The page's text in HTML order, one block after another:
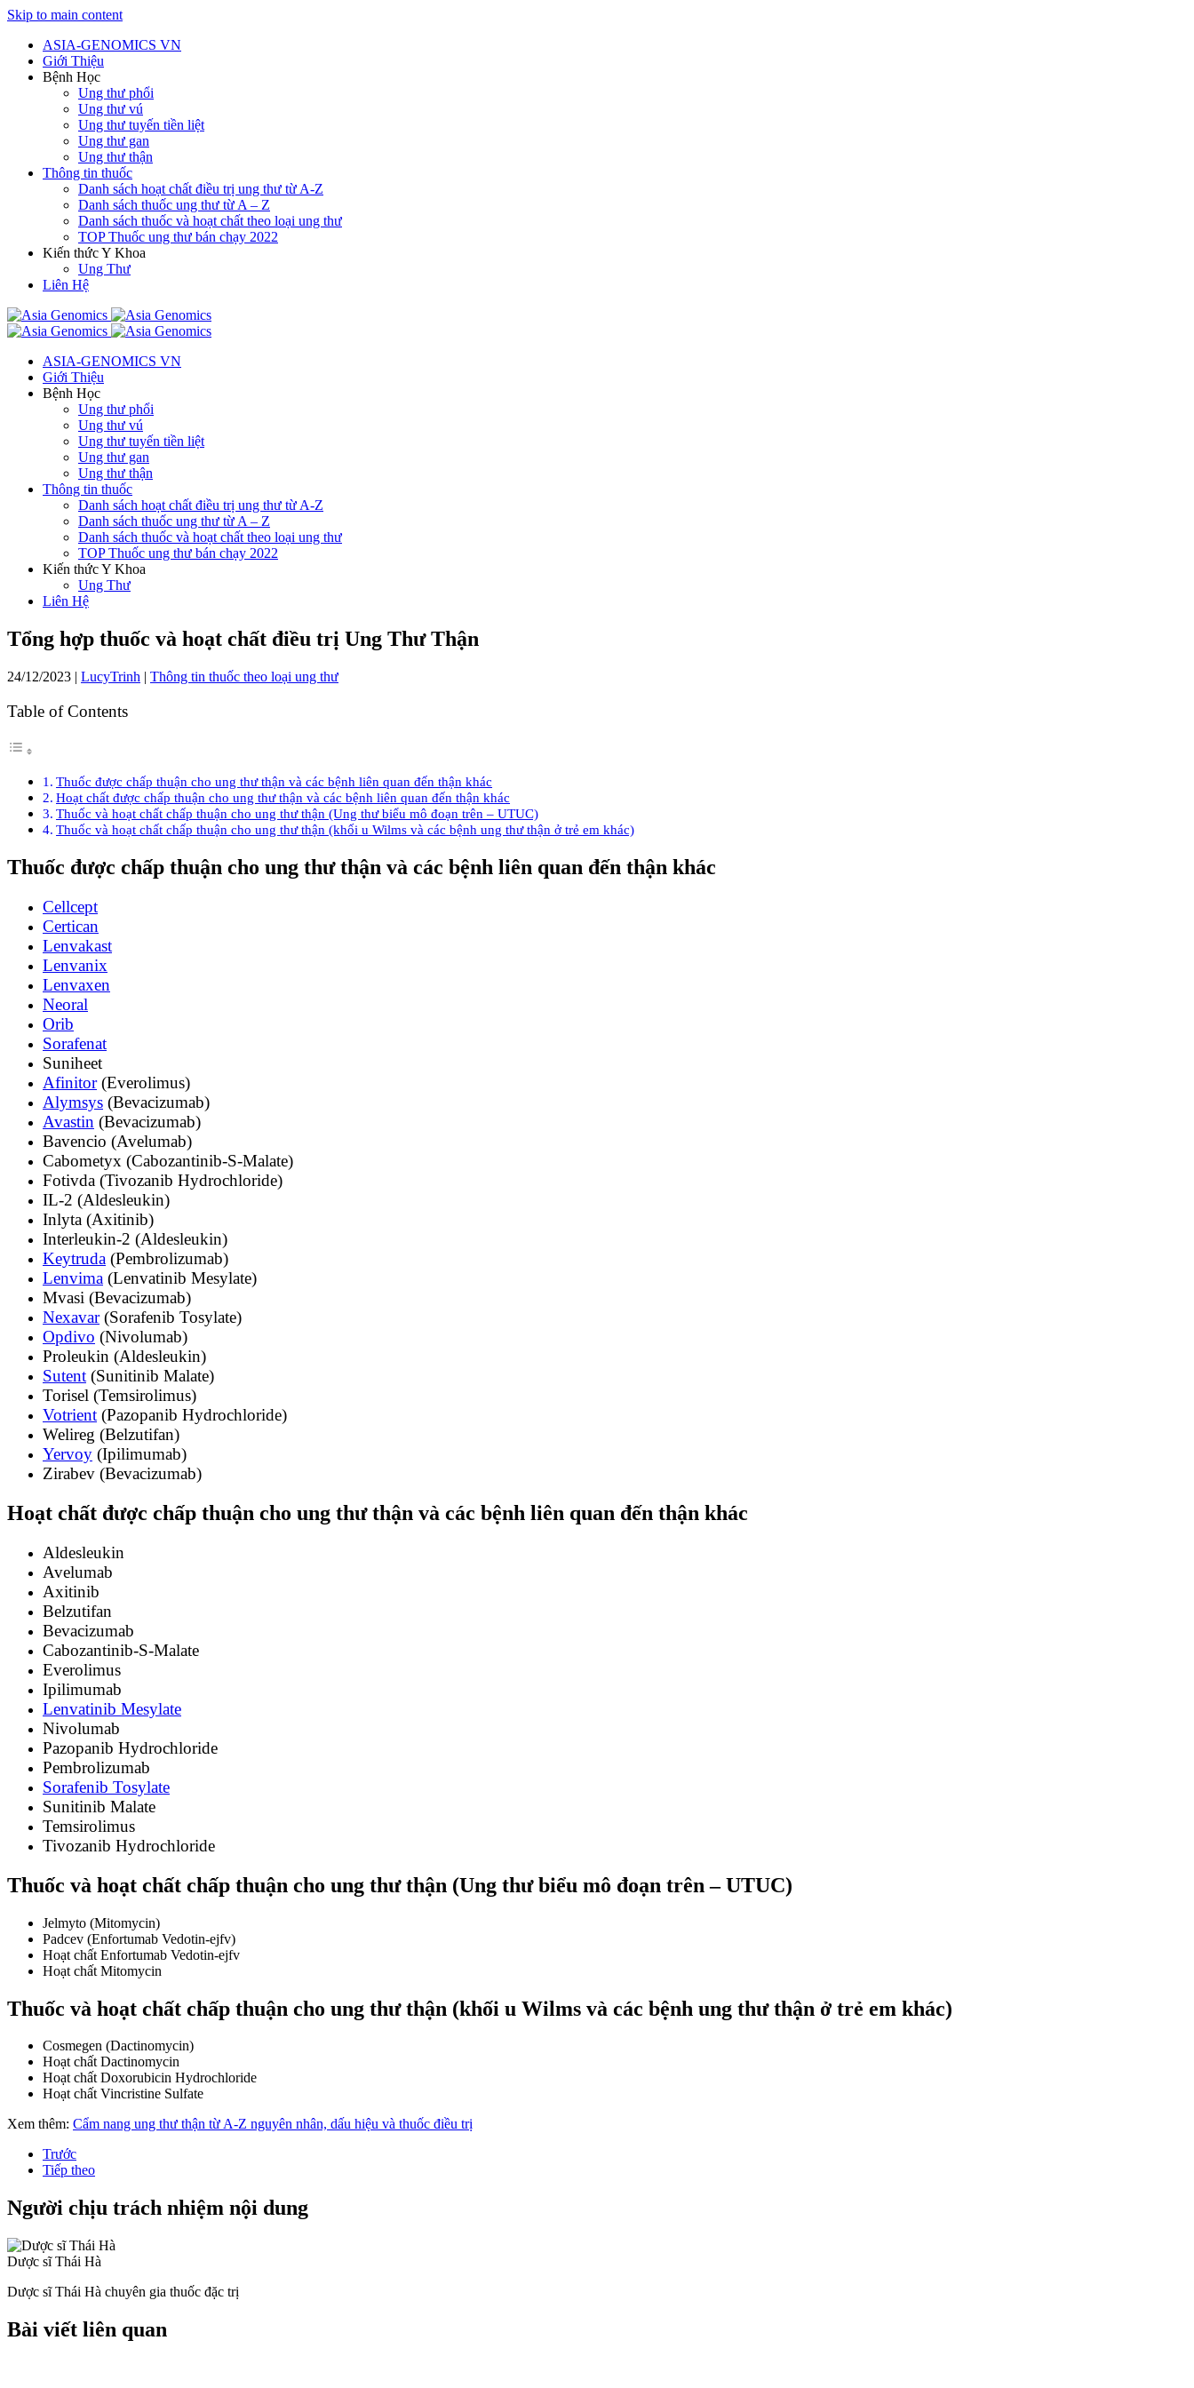
Skip to main content
ASIA-GENOMICS VN
Giới Thiệu
Bệnh Học
Ung thư phổi
Ung thư vú
Ung thư tuyến tiền liệt
Ung thư gan
Ung thư thận
Thông tin thuốc
Danh sách hoạt chất điều trị ung thư từ A-Z
Danh sách thuốc ung thư từ A – Z
Danh sách thuốc và hoạt chất theo loại ung thư
TOP Thuốc ung thư bán chạy 2022
Kiến thức Y Khoa
Ung Thư
Liên Hệ
ASIA-GENOMICS VN
Giới Thiệu
Bệnh Học
Ung thư phổi
Ung thư vú
Ung thư tuyến tiền liệt
Ung thư gan
Ung thư thận
Thông tin thuốc
Danh sách hoạt chất điều trị ung thư từ A-Z
Danh sách thuốc ung thư từ A – Z
Danh sách thuốc và hoạt chất theo loại ung thư
TOP Thuốc ung thư bán chạy 2022
Kiến thức Y Khoa
Ung Thư
Liên Hệ
Tổng hợp thuốc và hoạt chất điều trị Ung Thư Thận
24/12/2023 | LucyTrinh | Thông tin thuốc theo loại ung thư
Table of Contents
Thuốc được chấp thuận cho ung thư thận và các bệnh liên quan đến thận khác
Hoạt chất được chấp thuận cho ung thư thận và các bệnh liên quan đến thận khác
Thuốc và hoạt chất chấp thuận cho ung thư thận (Ung thư biểu mô đoạn trên – UTUC)
Thuốc và hoạt chất chấp thuận cho ung thư thận (khối u Wilms và các bệnh ung thư thận ở trẻ em khác)
Thuốc được chấp thuận cho ung thư thận và các bệnh liên quan đến thận khác
Cellcept
Certican
Lenvakast
Lenvanix
Lenvaxen
Neoral
Orib
Sorafenat
Suniheet
Afinitor(Everolimus)
Alymsys (Bevacizumab)
Avastin (Bevacizumab)
Bavencio (Avelumab)
Cabometyx (Cabozantinib-S-Malate)
Fotivda (Tivozanib Hydrochloride)
IL-2 (Aldesleukin)
Inlyta (Axitinib)
Interleukin-2 (Aldesleukin)
Keytruda (Pembrolizumab)
Lenvima (Lenvatinib Mesylate)
Mvasi (Bevacizumab)
Nexavar(Sorafenib Tosylate)
Opdivo (Nivolumab)
Proleukin (Aldesleukin)
Sutent (Sunitinib Malate)
Torisel (Temsirolimus)
Votrient (Pazopanib Hydrochloride)
Welireg (Belzutifan)
Yervoy (Ipilimumab)
Zirabev (Bevacizumab)
Hoạt chất được chấp thuận cho ung thư thận và các bệnh liên quan đến thận khác
Aldesleukin
Avelumab
Axitinib
Belzutifan
Bevacizumab
Cabozantinib-S-Malate
Everolimus
Ipilimumab
Lenvatinib Mesylate
Nivolumab
Pazopanib Hydrochloride
Pembrolizumab
Sorafenib Tosylate
Sunitinib Malate
Temsirolimus
Tivozanib Hydrochloride
Thuốc và hoạt chất chấp thuận cho ung thư thận (Ung thư biểu mô đoạn trên – UTUC)
Jelmyto (Mitomycin)
Padcev (Enfortumab Vedotin-ejfv)
Hoạt chất Enfortumab Vedotin-ejfv
Hoạt chất Mitomycin
Thuốc và hoạt chất chấp thuận cho ung thư thận (khối u Wilms và các bệnh ung thư thận ở trẻ em khác)
Cosmegen (Dactinomycin)
Hoạt chất Dactinomycin
Hoạt chất Doxorubicin Hydrochloride
Hoạt chất Vincristine Sulfate
Xem thêm: Cẩm nang ung thư thận từ A-Z nguyên nhân, dấu hiệu và thuốc điều trị
Trước
Tiếp theo
Người chịu trách nhiệm nội dung
Dược sĩ Thái Hà
Dược sĩ Thái Hà chuyên gia thuốc đặc trị
Bài viết liên quan